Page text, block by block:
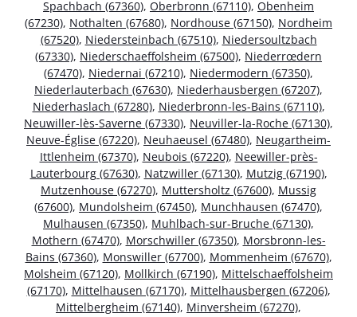
Spachbach (67360), Oberbronn (67110), Obenheim
(67230), Nothalten (67680), Nordhouse (67150), Nordheim
(67520), Niedersteinbach (67510), Niedersoultzbach
(67330), Niederschaeffolsheim (67500), Niederrœdern
(67470), Niedernai (67210), Niedermodern (67350),
Niederlauterbach (67630), Niederhausbergen (67207),
Niederhaslach (67280), Niederbronn-les-Bains (67110),
Neuwiller-lès-Saverne (67330), Neuviller-la-Roche (67130),
Neuve-Église (67220), Neuhaeusel (67480), Neugartheim-
Ittlenheim (67370), Neubois (67220), Neewiller-près-
Lauterbourg (67630), Natzwiller (67130), Mutzig (67190),
Mutzenhouse (67270), Muttersholtz (67600), Mussig
(67600), Mundolsheim (67450), Munchhausen (67470),
Mulhausen (67350), Muhlbach-sur-Bruche (67130),
Mothern (67470), Morschwiller (67350), Morsbronn-les-
Bains (67360), Monswiller (67700), Mommenheim (67670),
Molsheim (67120), Mollkirch (67190), Mittelschaeffolsheim
(67170), Mittelhausen (67170), Mittelhausbergen (67206),
Mittelbergheim (67140), Minversheim (67270),